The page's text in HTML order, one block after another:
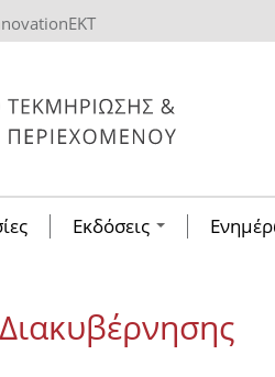
Εκδόσεις